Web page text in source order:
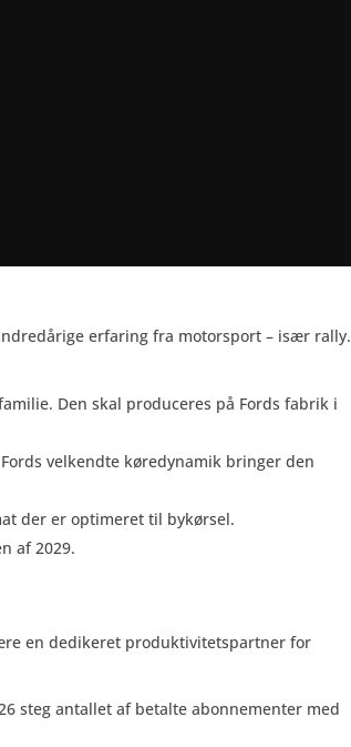
erfaring fra motorsport – især rally.
Den skal produceres på Fords fabrik i
velkendte køredynamik bringer den
der er optimeret til bykørsel.
af 2029.
en dedikeret produktivitetspartner for
steg antallet af betalte abonnementer med